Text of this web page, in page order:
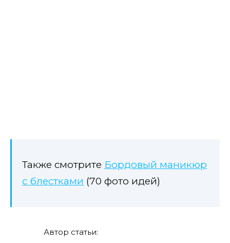
Также смотрите Бордовый маникюр
с блестками (70 фото идей)
Автор статьи: